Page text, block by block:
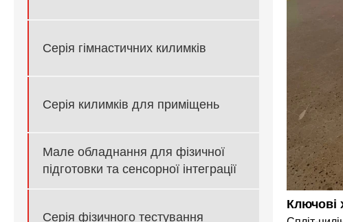
Серія гімнастичних килимків
Серія килимків для приміщень
Мале обладнання для фізичної
підготовки та сенсорної інтеграції
Серія фізичного тестування
Ключові